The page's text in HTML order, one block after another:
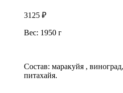
3125 ₽
Вес: 1950 г
Состав: маракуйя ,
питахайя.